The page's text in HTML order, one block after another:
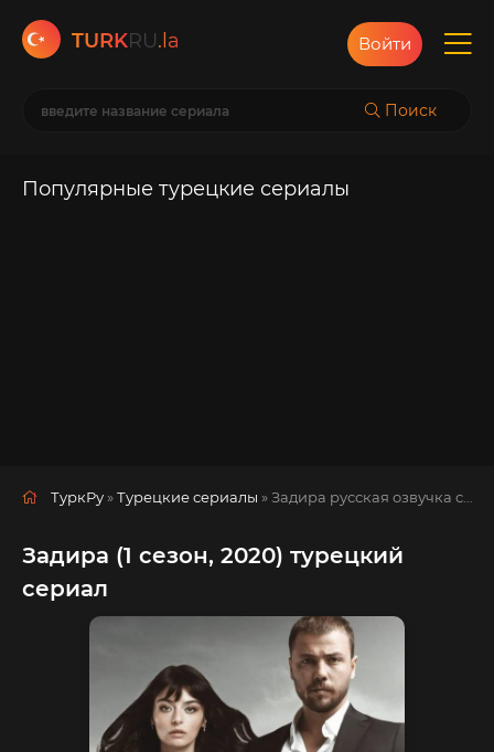
TURKRU.la
Поиск
Войти
Популярные турецкие сериалы
ТуркРу »Турецкие сериалы » Задира русская озвучка смотреть полностью онлайн!
Задира (1 сезон, 2020) турецкий
сериал